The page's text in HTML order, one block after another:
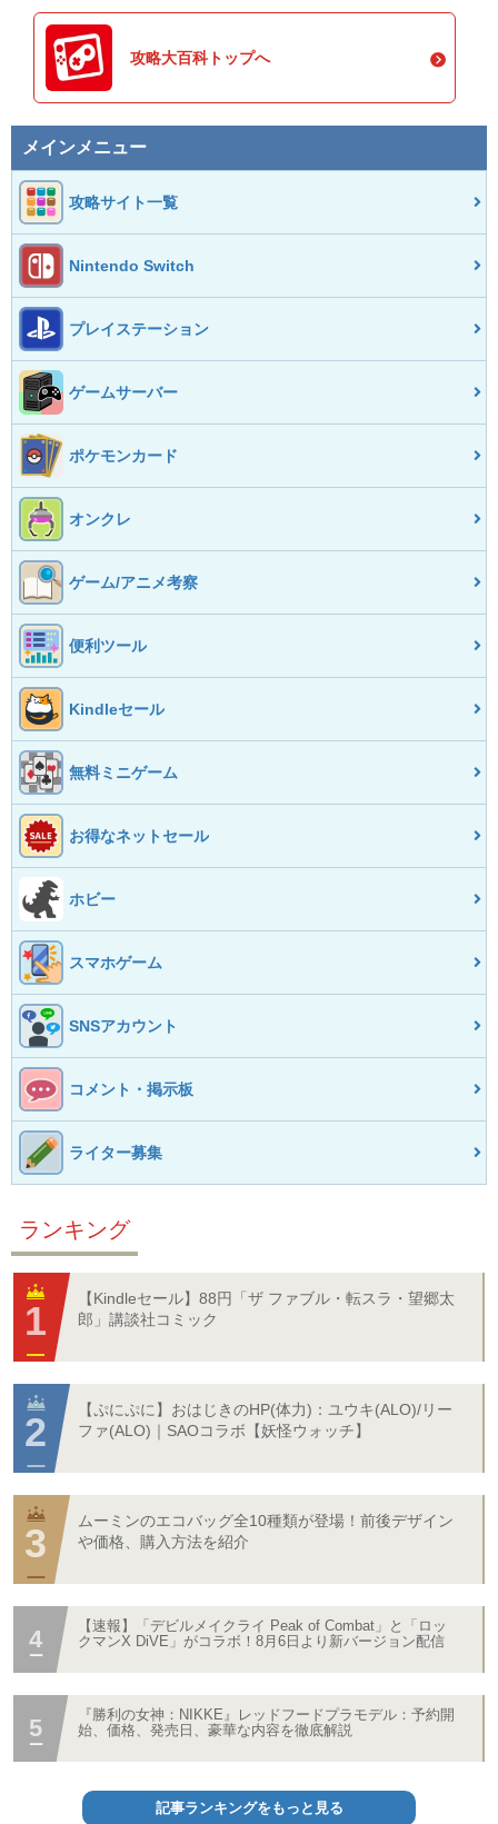
攻略大百科トップへ
メインメニュー
攻略サイト一覧
Nintendo Switch
プレイステーション
ゲームサーバー
ポケモンカード
オンクレ
ゲーム/アニメ考察
便利ツール
Kindleセール
無料ミニゲーム
お得なネットセール
ホビー
スマホゲーム
SNSアカウント
コメント・掲示板
ライター募集
ランキング
【Kindleセール】88円「ザ ファブル・転スラ・望郷太
郎」講談社コミック
【ぷにぷに】おはじきのHP(体力)：ユウキ(ALO)/リー
ファ(ALO)｜SAOコラボ【妖怪ウォッチ】
ムーミンのエコバッグ全10種類が登場！前後デザイン
や価格、購入方法を紹介
【速報】「デビルメイクライ Peak of Combat」と「ロッ
クマンX DiVE」がコラボ！8月6日より新バージョン配信
『勝利の女神：NIKKE』レッドフードプラモデル：予約開
始、価格、発売日、豪華な内容を徹底解説
記事ランキングをもっと見る